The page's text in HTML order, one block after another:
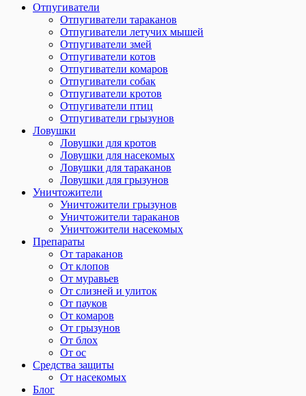
Отпугиватели
Отпугиватели тараканов
Отпугиватели летучих мышей
Отпугиватели змей
Отпугиватели котов
Отпугиватели комаров
Отпугиватели собак
Отпугиватели кротов
Отпугиватели птиц
Отпугиватели грызунов
Ловушки
Ловушки для кротов
Ловушки для насекомых
Ловушки для тараканов
Ловушки для грызунов
Уничтожители
Уничтожители грызунов
Уничтожители тараканов
Уничтожители насекомых
Препараты
От тараканов
От клопов
От муравьев
От слизней и улиток
От пауков
От комаров
От грызунов
От блох
От ос
Средства защиты
От насекомых
Блог